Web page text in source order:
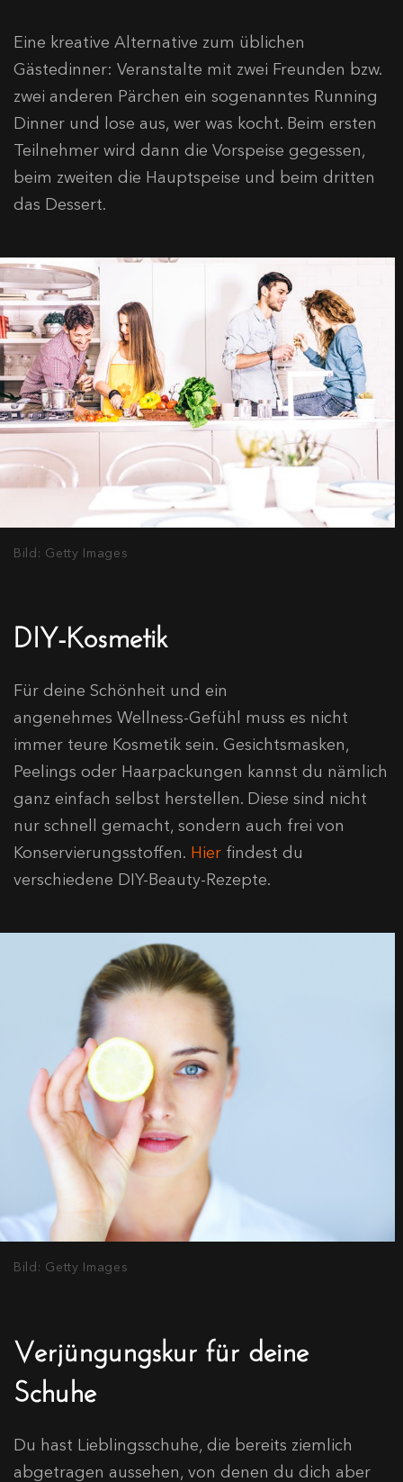
Eine kreative Alternative zum üblichen
Gästedinner: Veranstalte mit zwei Freunden bzw.
zwei anderen Pärchen ein sogenanntes Running
Dinner und lose aus, wer was kocht. Beim ersten
Teilnehmer wird dann die Vorspeise gegessen,
beim zweiten die Hauptspeise und beim dritten
das Dessert.
Bild: Getty Images
DIY-Kosmetik
Für deine Schönheit und ein
angenehmes Wellness-Gefühl muss es nicht
immer teure Kosmetik sein. Gesichtsmasken,
Peelings oder Haarpackungen kannst du nämlich
ganz einfach selbst herstellen. Diese sind nicht
nur schnell gemacht, sondern auch frei von
Konservierungsstoffen. Hier findest du
verschiedene DIY-Beauty-Rezepte.
Bild: Getty Images
Verjüngungskur für deine
Schuhe
Du hast Lieblingsschuhe, die bereits ziemlich
abgetragen aussehen, von denen du dich aber